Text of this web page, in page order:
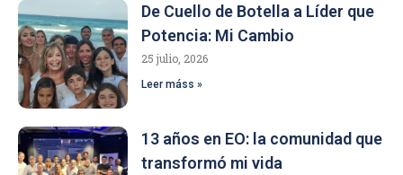
De Cuello de Botella a Líder que
Potencia: Mi Cambio
25 julio, 2026
Leer máss »
13 años en EO: la comunidad que
transformó mi vida